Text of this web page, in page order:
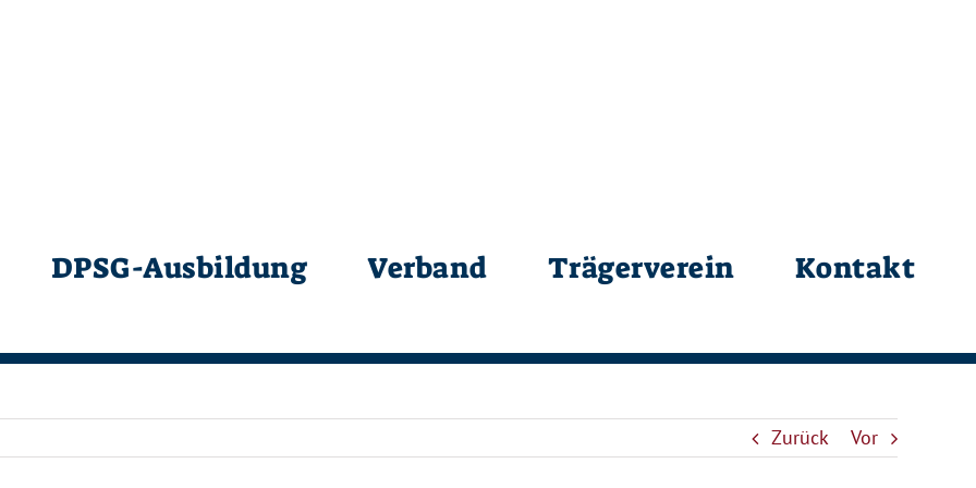
DPSG-Ausbildung Verband Trägerverein Kontakt
Zurück Vor